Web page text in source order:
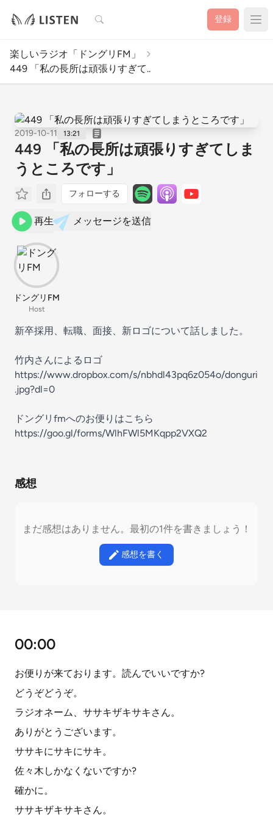
検索 登録
楽しいラジオ「ドングリFM」
449 「私の長所は頑張りすぎて..
2019-10-11 13:21
449 「私の長所は頑張りすぎてしま
うところです」
フォローする
再生 メッセージを送信
ドングリFM
Host
新卒採用、転職、面接、新ロゴについて話しました。
竹内さんによるロゴ
https://www.dropbox.com/s/nbhdl43pq6z054o/donguri
.jpg?dl=0
ドングリfmへのお便りはこちら
https://goo.gl/forms/WlhFWl5MKqpp2VXQ2
感想
まだ感想はありません。最初の1件を書きましょう！
感想を書く
00:00
お便りが来ております。読んでいいですか?
どうぞどうぞ。
ラジオネーム、ササキザキサキさん。
ありがとうございます。
ササキにサキにサキ。
佐々木しかなくないですか?
確かに。
ササキザキサキさん。